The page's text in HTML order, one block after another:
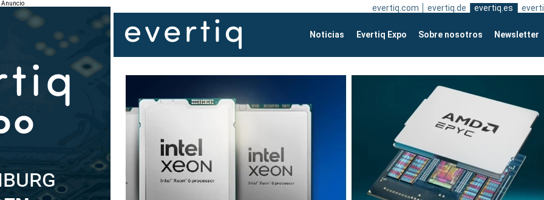
Anuncio evertiq.com evertiq.de evertiq.es
Noticias Evertiq Expo Sobre nosotros Newsletter